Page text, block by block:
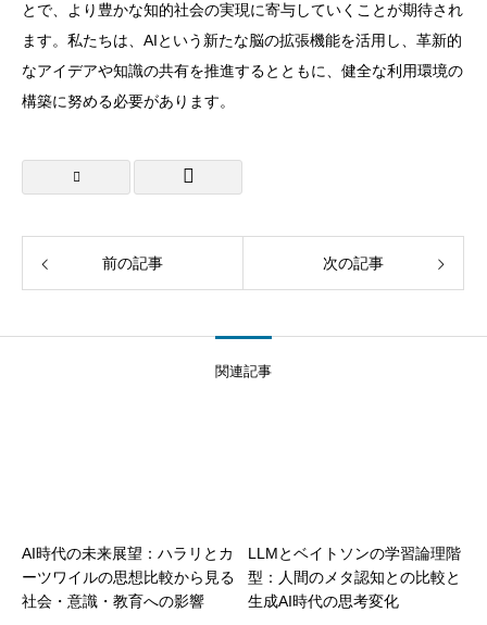
とで、より豊かな知的社会の実現に寄与していくことが期待され
ます。私たちは、AIという新たな脳の拡張機能を活用し、革新的
なアイデアや知識の共有を推進するとともに、健全な利用環境の
構築に努める必要があります。
前の記事 次の記事
関連記事
AI時代の未来展望：ハラリとカ
ーツワイルの思想比較から見る
社会・意識・教育への影響
LLMとベイトソンの学習論理階
型：人間のメタ認知との比較と
生成AI時代の思考変化